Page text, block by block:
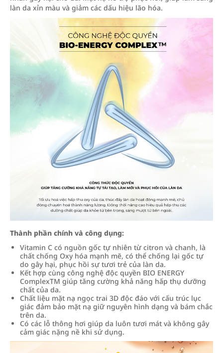
làn da xỉn màu và giảm các dấu hiệu lão hóa.
Thành phần chính và công dụng:
Vitamin C có nguồn gốc tự nhiên từ citron và chanh, là
chất chống Oxy hóa mạnh mẽ, có thể chống lại gốc tự
do gây hại, phục hồi sự tươi trẻ của làn da.
Kết hợp cùng công nghệ độc quyền BIO ENERGY
ComplexTM giúp tăng cường khả năng hấp thụ dưỡng
chất của da.
Chất liệu mặt nạ ngọc trai 3D độc đáo với cấu trúc lục
giác đảm bảo mặt nạ giữ nguyên hình dạng và bám chắc
trên da.
Có các lỗ thông hơi giúp da luôn tươi mát và không gây
cảm giác nặng nề khi sử dụng.